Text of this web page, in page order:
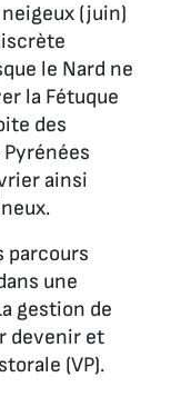
(juin)
le Nard ne
la Fétuque
des
ainsi
parcours
une
gestion de
devenir et
(VP).